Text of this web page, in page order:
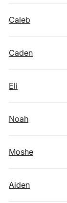
Caleb
Caden
Eli
Noah
Moshe
Aiden